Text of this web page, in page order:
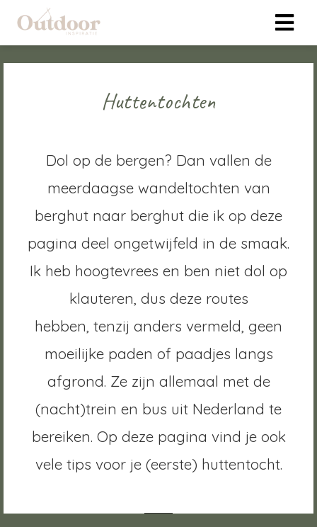
Huttentochten
Dol op de bergen? Dan vallen de
meerdaagse wandeltochten van
berghut naar berghut die ik op deze
pagina deel ongetwijfeld in de smaak.
Ik heb hoogtevrees en ben niet dol op
klauteren, dus deze routes
hebben, tenzij anders vermeld, geen
moeilijke paden of paadjes langs
afgrond. Ze zijn allemaal met de
(nacht)trein en bus uit Nederland te
bereiken. Op deze pagina vind je ook
vele tips voor je (eerste) huttentocht.